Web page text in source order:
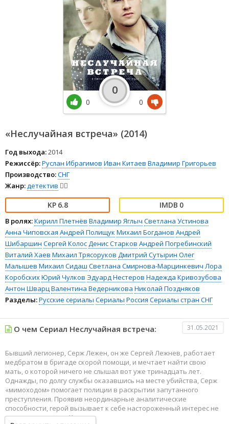
«Неслучайная встреча» (2014)
Год выхода:2014
Режиссёр:Руслан Ибрагимов Иван Китаев Владимир Григорьев
Производство:СНГ
Жанр:детектив 🕵️‍♂️
6.8 0
В ролях:Кирилл Плетнёв Владимир Яглыч Светлана Устинова
Анна Чиповская Андрей Полищук Михаил Богданов Андрей
Шибаршин Сергей КолосДенис Старков Андрей Погребинский
Виталий Хаев Михаил Трясоруков Дмитрий Сутырин Олег
Малышев Михаил Сидаш Светлана Смирнова-Марцинкевич Лора
КоробскихЮрий Чулков Эдуард Нестеров Надежда Кривозубова
Антон ШварцВалентина Ведерникова Николай Поздняков
Разделы:Русские сериалы Сериалы Россия Сериалы стран СНГ
0
0
0
О чем Сериал Неслучайная встреча: 31.05.2021
Бывший легионер, Серж Лежен, он же Сергей Лежнев, работает
медбратом в бригаде скорой помощи, и мечтает найти свою
мать, о которой ничего не слышал вот уже тринадцать лет.
Однажды, по долгу службы оказавшись на месте убийства, Серж
«мимоходом» помогает полиции в раскрытии запутанного
преступления. Проявив неординарные аналитические
способности, герой вызывает к себе настороженный интерес не
только у полиции... Кроме того, участие в этих расследованиях